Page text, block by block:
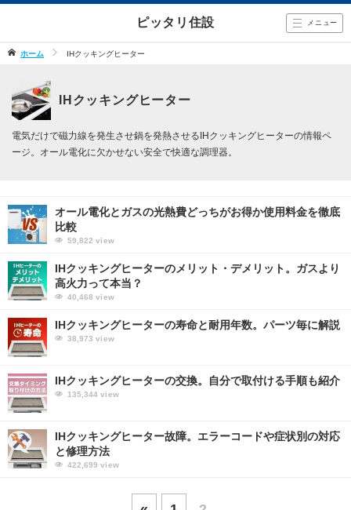
ピッタリ住設 メニュー
ホーム IHクッキングヒーター
IHクッキングヒーター
電気だけで磁力線を発生させ鍋を発熱させるIHクッキングヒーターの情報ペ
ージ。オール電化に欠かせない安全で快適な調理器。
オール電化とガスの光熱費どっちがお得か使用料金を徹底
比較
59,822 view
IHクッキングヒーターのメリット・デメリット。ガスより
高火力って本当？
40,468 view
IHクッキングヒーターの寿命と耐用年数。パーツ毎に解説
38,973 view
IHクッキングヒーターの交換。自分で取付ける手順も紹介
135,344 view
IHクッキングヒーター故障。エラーコードや症状別の対応
と修理方法
422,699 view